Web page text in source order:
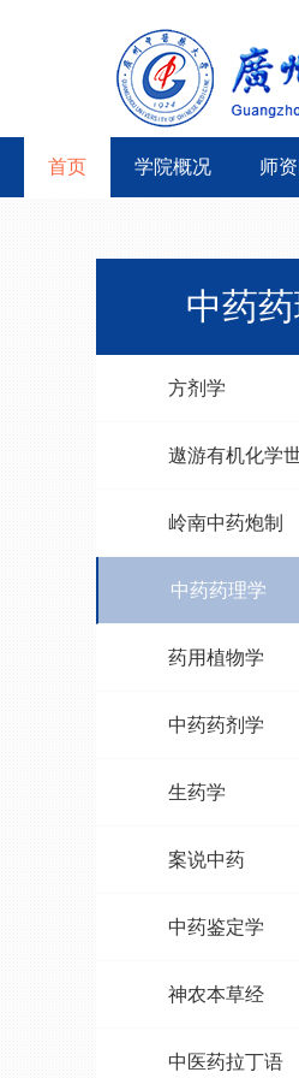
首页 学院概况 师
中药
方剂学
遨游有机化学
岭南中药炮制
中药药理学
药用植物学
中药药剂学
生药学
案说中药
中药鉴定学
神农本草经
中医药拉丁语